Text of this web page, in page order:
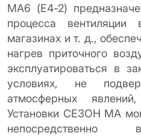
МА6 (Е4-2)
процесса вентиляции
магазинах и т. д.,
нагрев приточного
эксплуатироваться в
условиях, не
атмосферных
Установки СЕЗОН МА
непосредственно